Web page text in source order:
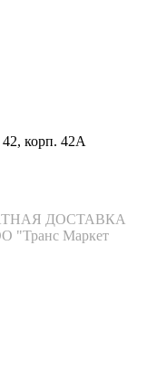
корп. 42А
ДОСТАВКА
"Транс Маркет